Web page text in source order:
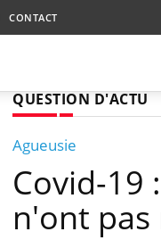
CONTACT
QUESTION D'ACTU
Agueusie
Covid-19
n'ont